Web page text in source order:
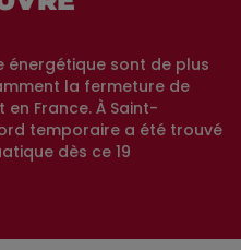
énergétique sont de plus
la fermeture de
France. À Saint-
temporaire a été trouvé
dès ce 19